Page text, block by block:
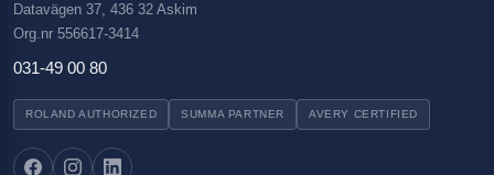
Datavägen 37, 436 32 Askim
Org.nr 556617-3414
031-49 00 80
ROLAND AUTHORIZED SUMMA PARTNER AVERY CERTIFIED